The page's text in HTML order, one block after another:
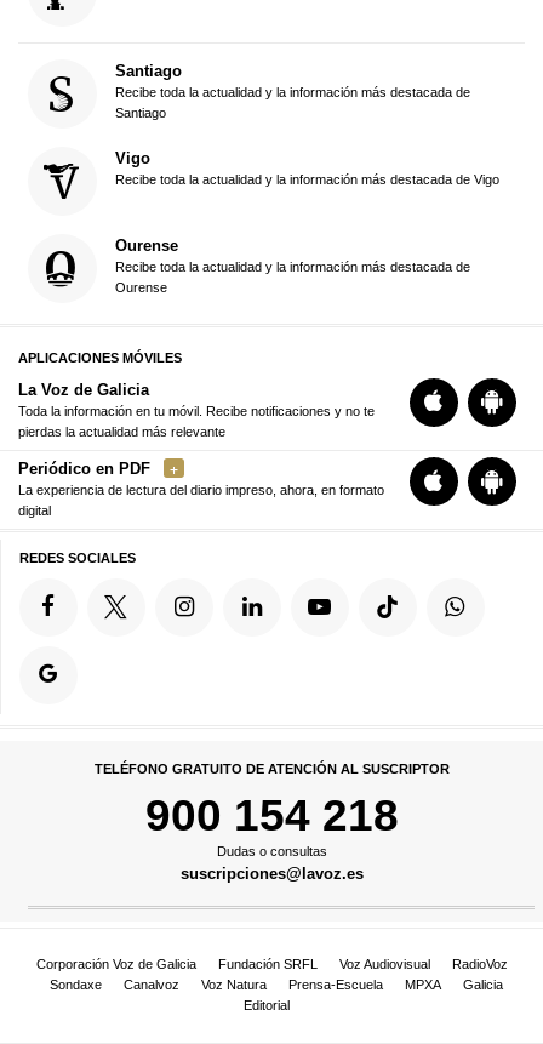
Santiago
Recibe toda la actualidad y la información más destacada de
Santiago
Vigo
Recibe toda la actualidad y la información más destacada de Vigo
Ourense
Recibe toda la actualidad y la información más destacada de
Ourense
APLICACIONES MÓVILES
La Voz de Galicia
Toda la información en tu móvil. Recibe notificaciones y no te
pierdas la actualidad más relevante
Periódico en PDF
La experiencia de lectura del diario impreso, ahora, en formato
digital
REDES SOCIALES
TELÉFONO GRATUITO DE ATENCIÓN AL SUSCRIPTOR
900 154 218
Dudas o consultas
suscripciones@lavoz.es
Corporación Voz de Galicia Fundación SRFL Voz Audiovisual
RadioVoz
Sondaxe
Canalvoz Voz Natura Prensa-Escuela MPXA
Galicia
Editorial